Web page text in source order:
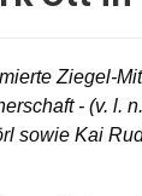
Ziegel-
- (v. l.
sowie Kai